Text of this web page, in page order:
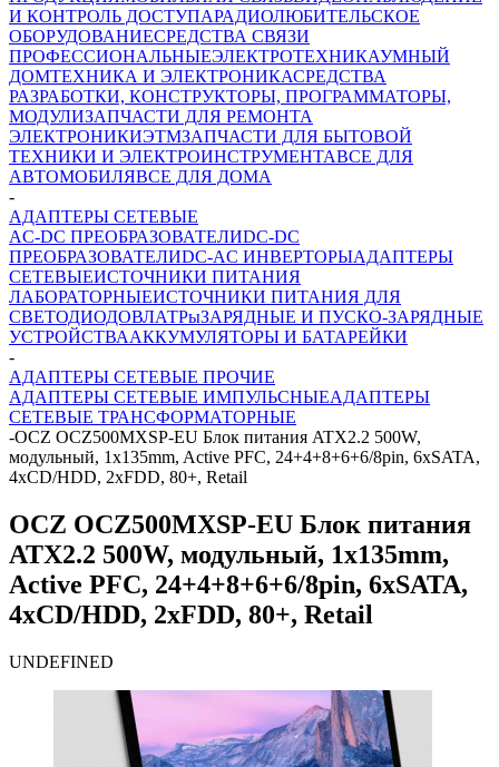
И КОНТРОЛЬ ДОСТУПАРАДИОЛЮБИТЕЛЬСКОЕ
ОБОРУДОВАНИЕСРЕДСТВА СВЯЗИ
ПРОФЕССИОНАЛЬНЫЕЭЛЕКТРОТЕХНИКАУМНЫЙ
ДОМТЕХНИКА И ЭЛЕКТРОНИКАСРЕДСТВА
РАЗРАБОТКИ, КОНСТРУКТОРЫ, ПРОГРАММАТОРЫ,
МОДУЛИЗАПЧАСТИ ДЛЯ РЕМОНТА
ЭЛЕКТРОНИКИЭТМЗАПЧАСТИ ДЛЯ БЫТОВОЙ
ТЕХНИКИ И ЭЛЕКТРОИНСТРУМЕНТАВСЕ ДЛЯ
АВТОМОБИЛЯВСЕ ДЛЯ ДОМА
-
АДАПТЕРЫ СЕТЕВЫЕ
AC-DC ПРЕОБРАЗОВАТЕЛИDC-DC
ПРЕОБРАЗОВАТЕЛИDC-AC ИНВЕРТОРЫАДАПТЕРЫ
СЕТЕВЫЕИСТОЧНИКИ ПИТАНИЯ
ЛАБОРАТОРНЫЕИСТОЧНИКИ ПИТАНИЯ ДЛЯ
СВЕТОДИОДОВЛАТРыЗАРЯДНЫЕ И ПУСКО-ЗАРЯДНЫЕ
УСТРОЙСТВААККУМУЛЯТОРЫ И БАТАРЕЙКИ
-
АДАПТЕРЫ СЕТЕВЫЕ ПРОЧИЕ
АДАПТЕРЫ СЕТЕВЫЕ ИМПУЛЬСНЫЕАДАПТЕРЫ
СЕТЕВЫЕ ТРАНСФОРМАТОРНЫЕ
-OCZ OCZ500MXSP-EU Блок питания ATX2.2 500W,
модульный, 1x135mm, Active PFC, 24+4+8+6+6/8pin, 6xSATA,
4xCD/HDD, 2xFDD, 80+, Retail
OCZ OCZ500MXSP-EU Блок питания
ATX2.2 500W, модульный, 1x135mm,
Active PFC, 24+4+8+6+6/8pin, 6xSATA,
4xCD/HDD, 2xFDD, 80+, Retail
UNDEFINED